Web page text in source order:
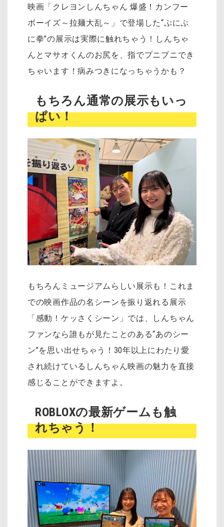
映画「クレヨンしんちゃん 爆盛！カンフー
ボーイズ～拉麺大乱～」で登場した“ぷにぷ
に拳”の展示は実際に触れちゃう！しんちゃ
んとマサオくんのお尻を、指でプニプニでき
ちゃいます！病みつきになっちゃうかも？
もちろん通常の展示もいっ
ぱい！
もちろんミュージアムらしい展示も！これま
での映画作品の名シーンを振り返れる展示
「感動！ケッさくシーン」では、しんちゃん
ファンなら誰もが見たことのある“あのシー
ン”を思い出せちゃう！30年以上にわたり愛
され続けているしんちゃん映画の魅力を直接
感じることができますよ。
ROBLOXの最新ゲームも触
れちゃう！